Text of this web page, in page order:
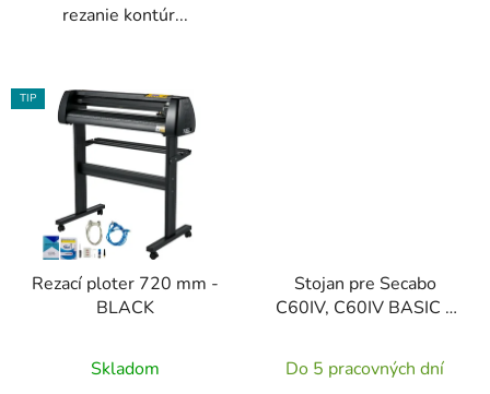
rezanie kontúr...
TIP
Rezací ploter 720 mm -
BLACK
hodnotenie
Skladom
Stojan pre Secabo
C60IV, C60IV BASIC a
Do 5 pracovných dní